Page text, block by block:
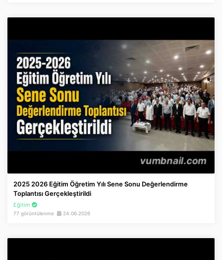
2025 2026 Eğitim Öğretim Yılı Sene Sonu Değerlendirme
Toplantısı Gerçekleştirildi
Eğitim
77 görüntülenme 24.06.2026